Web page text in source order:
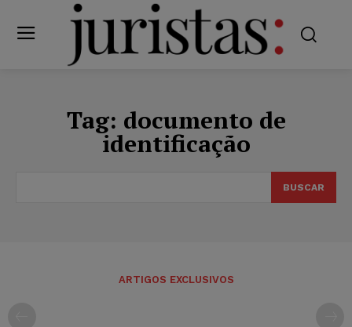
Tag: documento de
identificação
BUSCAR
ARTIGOS EXCLUSIVOS